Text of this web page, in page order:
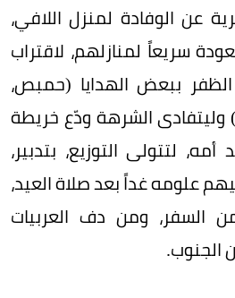
عن الوفادة لمنزل اللافي،
سريعاً لمنازلهم، لاقتراب
ببعض الهدايا (حمبص،
وليتفادى الشرهة ودّع خريطة
لتتولى التوزيع، بتدبير،
علومه غداً بعد صلاة العيد،
السفر، ومن دف العربيات
الجنوب.